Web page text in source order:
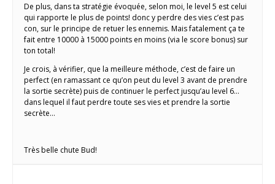
De plus, dans ta stratégie évoquée, selon moi, le level 5 est celui
qui rapporte le plus de points! donc y perdre des vies c’est pas
con, sur le principe de retuer les ennemis. Mais fatalement ça te
fait entre 10000 à 15000 points en moins (via le score bonus) sur
ton total!
Je crois, à vérifier, que la meilleure méthode, c’est de faire un
perfect (en ramassant ce qu’on peut du level 3 avant de prendre
la sortie secrète) puis de continuer le perfect jusqu’au level 6…
dans lequel il faut perdre toute ses vies et prendre la sortie
secrète…
Très belle chute Bud!